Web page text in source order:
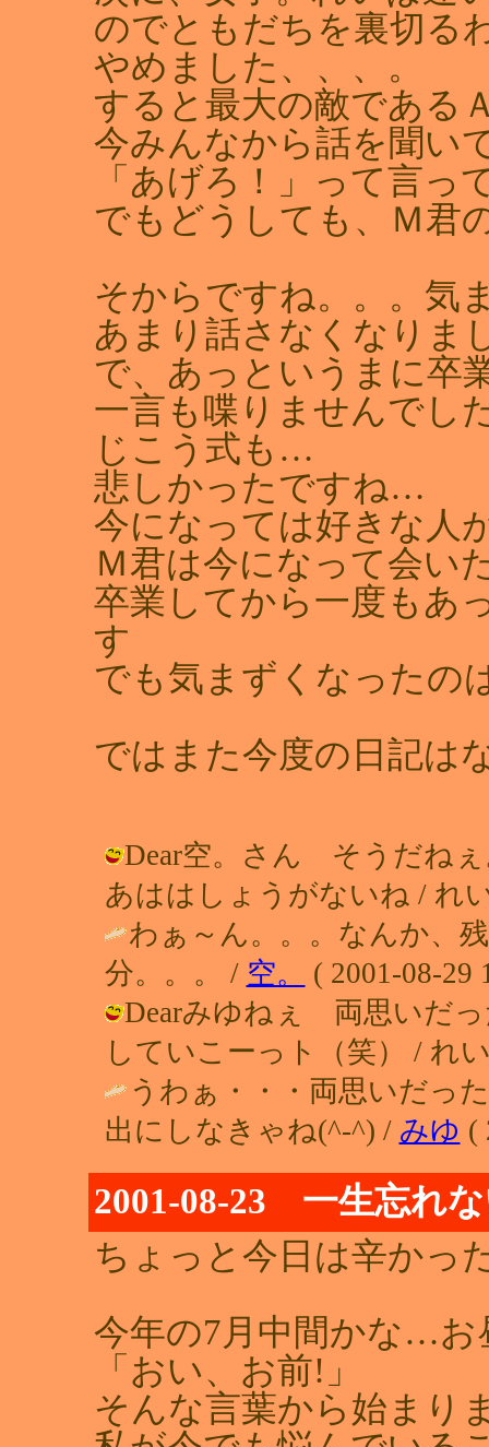
のでともだちを裏切る
やめました、、、。
すると最大の敵である
今みんなから話を聞い
「あげろ！」って言っ
でもどうしても、Ｍ君
そからですね。。。気
あまり話さなくなりま
で、あっというまに卒
一言も喋りませんでし
じこう式も…
悲しかったですね…
今になっては好きな人
Ｍ君は今になって会い
卒業してから一度もあ
す
でも気まずくなったの
ではまた今度の日記は
Dear空。さん そうだね
あははしょうがないね / れ
わぁ～ん。。。なんか、
分。。。 / 空。
( 2001-08-29
Dearみゆねぇ 両思いだ
していこーっト（笑） / れ
うわぁ・・・両思いだっ
出にしなきゃね(^-^) / みゆ (
2001-08-23 一生忘れ
ちょっと今日は辛かっ
今年の7月中間かな…お
「おい、お前!」
そんな言葉から始まり